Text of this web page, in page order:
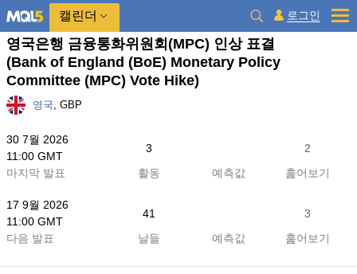
캘린더 로그인
영국은행 금융통화위원회(MPC) 인상 표결
(Bank of England (BoE) Monetary Policy
Committee (MPC) Vote Hike)
영국, GBP
30 7월 2026
11:00 GMT
3
2
마지막 발표
활동 예측값 훑어보기
17 9월 2026
11:00 GMT
41
3
다음 발표
날들 예측값 훑어보기